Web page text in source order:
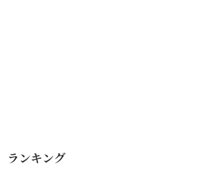
ランキング